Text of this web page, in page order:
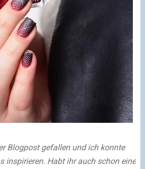
Blogpost gefallen und ich konnte
inspirieren. Habt ihr auch schon eine